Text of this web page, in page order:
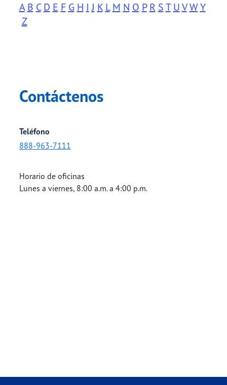
A B C D E F G H I J K L M N O P R S T U V WY
Z
Contáctenos
Teléfono
888-963-7111
Horario de oficinas
Lunes a viernes, 8:00 a.m. a 4:00 p.m.